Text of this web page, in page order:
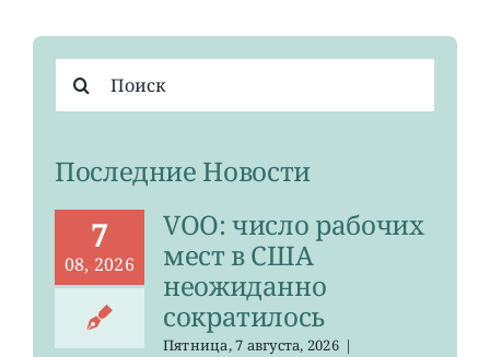
поиска:
Последние Новости
7
08, 2026
VOO: число рабочих
мест в США
неожиданно
сократилось
Пятница, 7 августа, 2026 |